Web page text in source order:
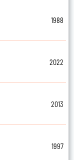
1988
2022
2013
1997